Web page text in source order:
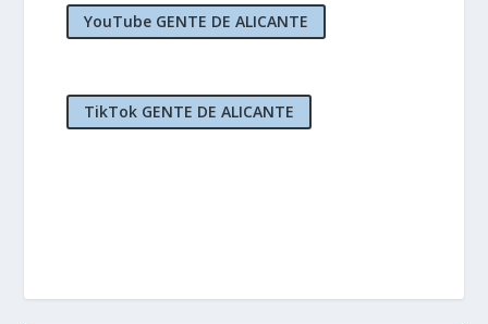
YouTube GENTE DE ALICANTE
TikTok GENTE DE ALICANTE